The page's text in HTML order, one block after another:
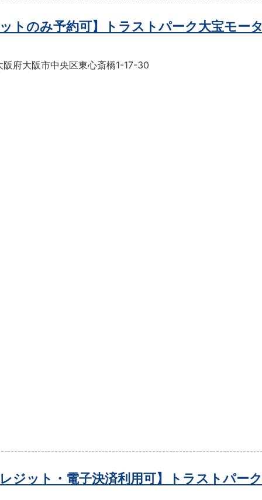
ットのみ予約可】トラストパーク大宝モー
阪府大阪市中央区東心斎橋1-17-30
レジット・電子決済利用可】トラストパー